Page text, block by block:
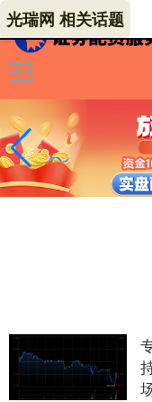
光瑞网 相关话题